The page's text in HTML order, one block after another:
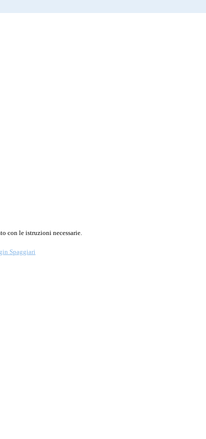
con le istruzioni necessarie.
Spaggiari